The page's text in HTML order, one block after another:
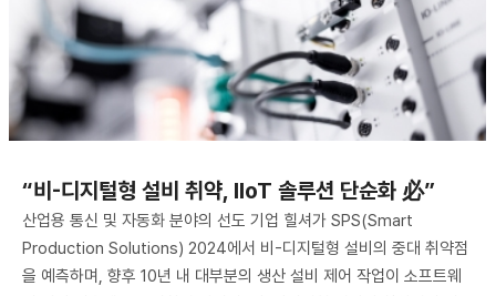
“비-디지털형 설비 취약, IIoT 솔루션 단순화 必”
산업용 통신 및 자동화 분야의 선도 기업 힐셔가 SPS(Smart
Production Solutions) 2024에서 비-디지털형 설비의 중대 취약점
을 예측하며, 향후 10년 내 대부분의 생산 설비 제어 작업이 소프트웨